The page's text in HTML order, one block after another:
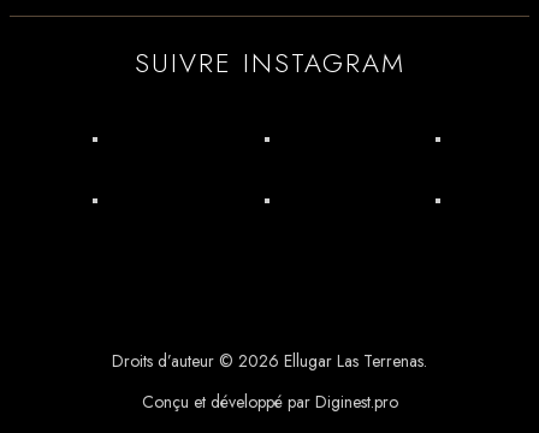
SUIVRE INSTAGRAM
Droits d’auteur © 2026 Ellugar Las Terrenas.
Conçu et développé par Diginest.pro